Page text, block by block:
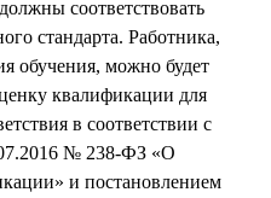
соответствовать
стандарта. Работника,
обучения, можно будет
квалификации для
в соответствии с
№ 238-ФЗ «О
и постановлением